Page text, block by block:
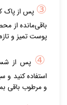
③ پس از پاک
باقی‌مانده از
پوست تمیز و
④
استفاده کنید
و مرطوب باقی